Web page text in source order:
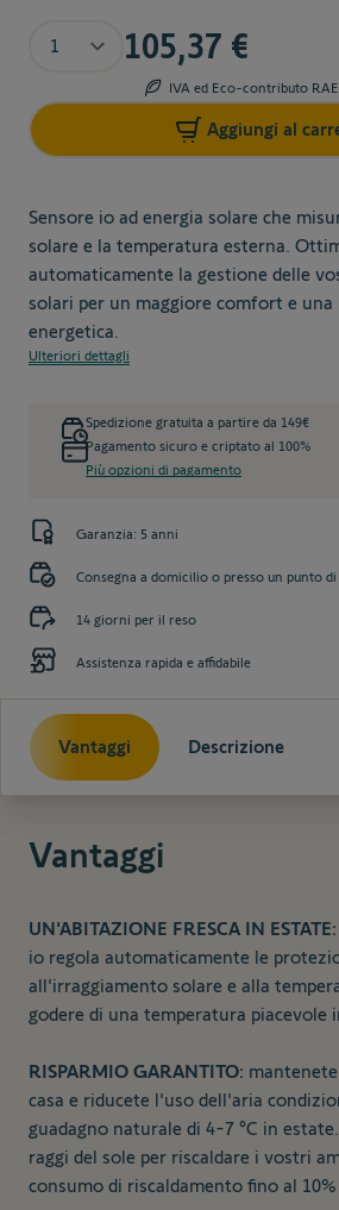
105,37 €
IVA ed Eco-contributo
Aggiungi al
Sensore io ad energia solare che
solare e la temperatura esterna.
automaticamente la gestione delle
solari per un maggiore comfort e una
energetica.
Ulteriori dettagli
Spedizione gratuita a partire da 149€
Pagamento sicuro e criptato al 100%
Più opzioni di pagamento
Garanzia: 5 anni
Consegna a domicilio o presso un punto
14 giorni per il reso
Assistenza rapida e affidabile
Vantaggi Descrizione
Vantaggi
UN'ABITAZIONE FRESCA IN ESTATE:
io regola automaticamente le
all'irraggiamento solare e alla
godere di una temperatura piacevole
RISPARMIO GARANTITO:
casa e riducete l'uso dell'aria
guadagno naturale di 4-7 °C in
raggi del sole per riscaldare i vostri
consumo di riscaldamento fino al